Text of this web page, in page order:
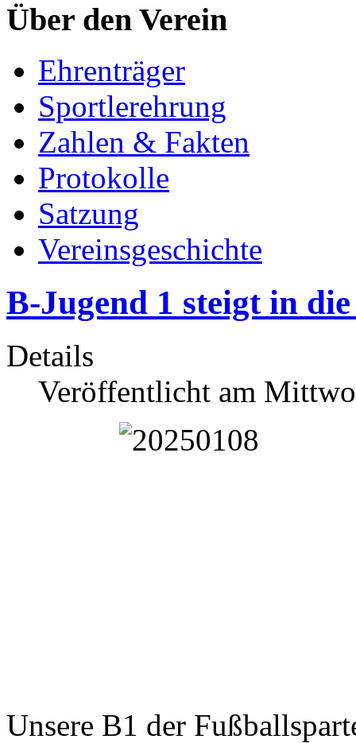
Über den Verein
Ehrenträger
Sportlerehrung
Zahlen & Fakten
Protokolle
Satzung
Vereinsgeschichte
B-Jugend 1 steigt in
Details
Veröffentlicht am
Unsere B1 der